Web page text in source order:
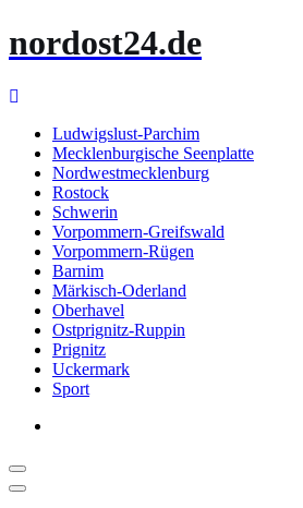
Inhalt
nordost24.de
Ludwigslust-Parchim
Mecklenburgische Seenplatte
Nordwestmecklenburg
Rostock
Schwerin
Vorpommern-Greifswald
Vorpommern-Rügen
Barnim
Märkisch-Oderland
Oberhavel
Ostprignitz-Ruppin
Prignitz
Uckermark
Sport